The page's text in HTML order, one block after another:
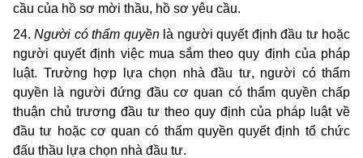
cầu của hồ sơ mời thầu, hồ sơ yêu cầu.
24.Người có thẩm quyềnlà người quyết định đầu tư hoặc
người quyết định việc mua sắm theo quy định của pháp
luật. Trường hợp lựa chọn nhà đầu tư, người có thẩm
quyền là người đứng đầu cơ quan có thẩm quyền chấp
thuận chủ trương đầu tư theo quy định của pháp luật về
đầu tư hoặc cơ quan có thẩm quyền quyết định tổ chức
đấu thầu lựa chọn nhà đầu tư.